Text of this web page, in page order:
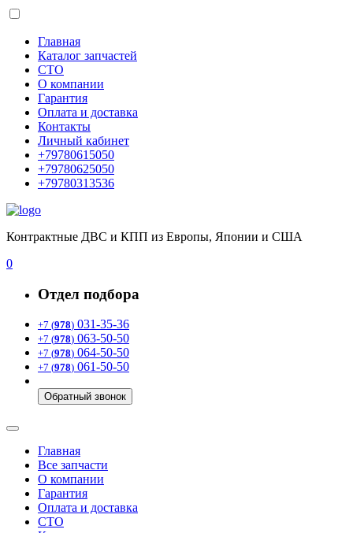
Главная
Каталог запчастей
СТО
О компании
Гарантия
Оплата и доставка
Контакты
Личный кабинет
+79780615050
+79780625050
+79780313536
Контрактные ДВС и КПП из Европы, Японии и США
0
Отдел подбора
+7 (978) 031-35-36
+7 (978) 063-50-50
+7 (978) 064-50-50
+7 (978) 061-50-50
Обратный звонок
Главная
Все запчасти
О компании
Гарантия
Оплата и доставка
СТО